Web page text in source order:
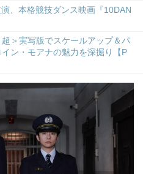
、本格競技ダンス映画『10DAN
超＞実写版でスケールアップ＆パ
ン・モアナの魅力を深掘り【P